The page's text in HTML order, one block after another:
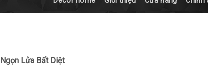
Ngọn Lửa Bất Diệt